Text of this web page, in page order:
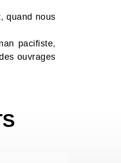
quand nous
pacifiste,
ouvrages